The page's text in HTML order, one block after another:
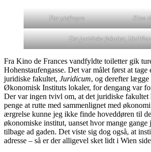
Før pisfingre Kino
Det juridiske fakultet, UniWien
Fra Kino de Frances vandfyldte toiletter gik
Hohenstaufengasse. Det var målet først at tage
juridiske fakultet, Juridicum, og derefter
Økonomisk Instituts lokaler, for dengang var
Der var ingen tvivl om, at det juridiske
penge at rutte med sammenlignet med
ærgrelse kunne jeg ikke finde hoveddøren til
økonomiske institut, uanset hvor mange
tilbage ad gaden. Det viste sig dog også, at
adresse – så er der alligevel sket lidt i Wien